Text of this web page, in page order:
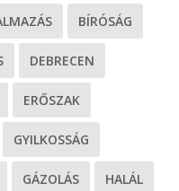
BÍRÓSÁG
DEBRECEN
ERŐSZAK
GYILKOSSÁG
GÁZOLÁS HALÁL